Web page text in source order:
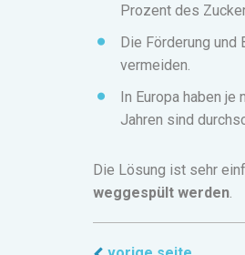
Prozent des
Die Förderung und
vermeiden.
In Europa haben
Jahren sind
Die Lösung ist sehr
weggespült werden